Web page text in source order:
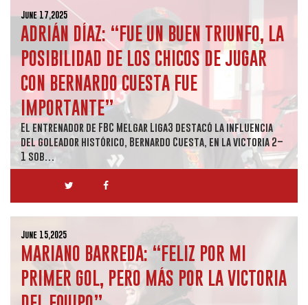
June 17,2025
ADRIÁN DÍAZ: “FUE UN BUEN TRIUNFO, LA
POSIBILIDAD DE LOS CHICOS DE JUGAR
CON BERNARDO CUESTA FUE
IMPORTANTE”
El entrenador de FBC Melgar Liga3 destacó la influencia
del goleador histórico, Bernardo Cuesta, en la victoria 2–
1 sob…
June 15,2025
MARIANO BARREDA: “FELIZ POR MI
PRIMER GOL, PERO MÁS POR LA VICTORIA